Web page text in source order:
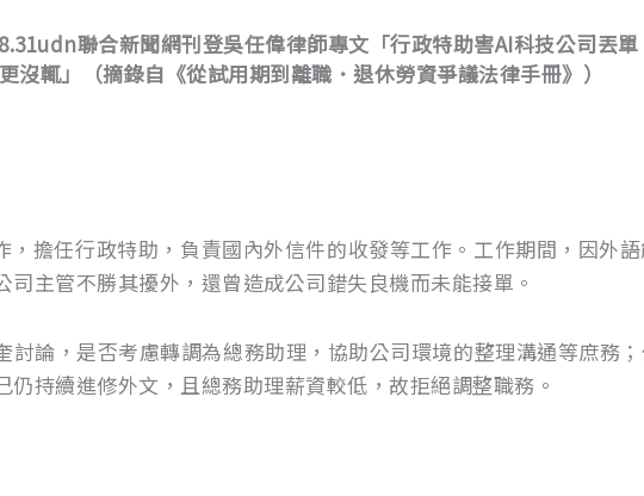
聯合新聞網刊登吳任偉律師專文「行政特助害AI科技公司丟
沒輒」（摘錄自《從試用期到離職．退休勞資爭議法律手冊》）
擔任行政特助，負責國內外信件的收發等工作。工作期間，因外
司主管不勝其擾外，還曾造成公司錯失良機而未能接單。
論，是否考慮轉調為總務助理，協助公司環境的整理溝通等庶務
仍持續進修外文，且總務助理薪資較低，故拒絕調整職務。